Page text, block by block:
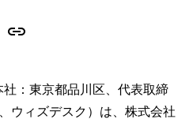
：東京都品川区、代表取締
ウィズデスク）は、株式会社